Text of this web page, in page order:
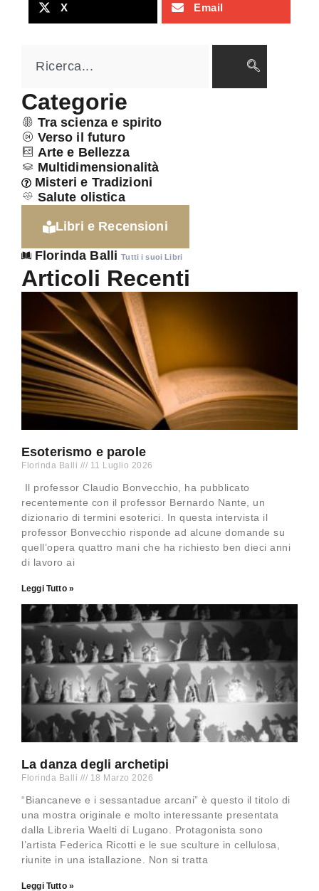
X Email
Categorie
Tra scienza e spirito
Verso il futuro
Arte e Bellezza
Multidimensionalità
Misteri e Tradizioni
Salute olistica
Libri e Recensioni
Florinda Balli Tutti i suoi Libri
Articoli Recenti
Esoterismo e parole
Florinda Balli 11 Luglio 2026
Il professor Claudio Bonvecchio, ha pubblicato
recentemente con il professor Bernardo Nante, un
dizionario di termini esoterici. In questa intervista il
professor Bonvecchio risponde ad alcune domande su
quell’opera quattro mani che ha richiesto ben dieci anni
di lavoro ai
Leggi Tutto »
La danza degli archetipi
Florinda Balli 18 Marzo 2026
“Biancaneve e i sessantadue arcani” è questo il titolo di
una mostra originale e molto interessante presentata
dalla Libreria Waelti di Lugano. Protagonista sono
l’artista Federica Ricotti e le sue sculture in cellulosa,
riunite in una istallazione. Non si tratta
Leggi Tutto »